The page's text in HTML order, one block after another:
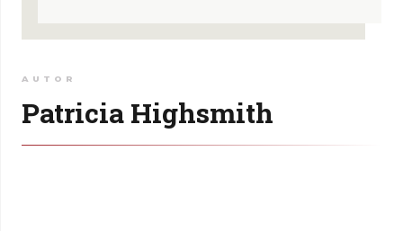
AUTOR
Patricia Highsmith